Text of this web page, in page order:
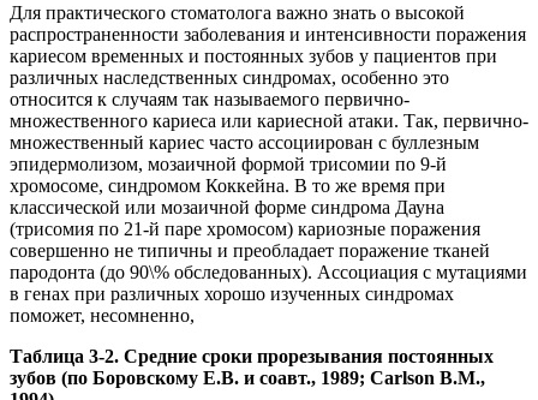
Для практического стоматолога важно знать о высокой
распространенности заболевания и интенсивности поражения
кариесом временных и постоянных зубов у пациентов при
различных наследственных синдромах, особенно это
относится к случаям так называемого первично-
множественного кариеса или кариесной атаки. Так, первично-
множественный кариес часто ассоциирован с буллезным
эпидермолизом, мозаичной формой трисомии по 9-й
хромосоме, синдромом Коккейна. В то же время при
классической или мозаичной форме синдрома Дауна
(трисомия по 21-й паре хромосом) кариозные поражения
совершенно не типичны и преобладает поражение тканей
пародонта (до 90\% обследованных). Ассоциация с мутациями
в генах при различных хорошо изученных синдромах
поможет, несомненно,
Таблица 3-2. Средние сроки прорезывания постоянных
зубов (по Боровскому Е.В. и соавт., 1989; Carlson B.M.,